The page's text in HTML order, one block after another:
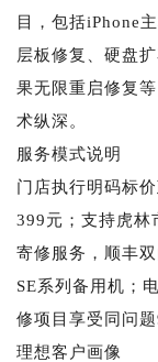
目，包括iPhone
层板修复、硬盘
果无限重启修复
术纵深。
服务模式说明
门店执行明码标
399元；支持虎林
寄修服务，顺丰
SE系列备用机；
修项目享受同问
理想客户画像